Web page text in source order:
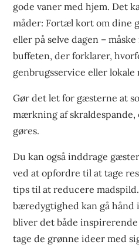
gode vaner med hjem. Det
måder: Fortæl kort om dine
eller på selve dagen –
buffeten, der forklarer,
genbrugsservice eller lokale
Gør det let for gæsterne at
mærkning af
gøres.
Du kan også inddrage
ved at opfordre til at tage
tips til at reducere
bæredygtighed kan gå hånd
bliver det både
tage de grønne ideer med